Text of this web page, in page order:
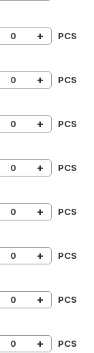
+ PCS
+ PCS
+ PCS
+ PCS
+ PCS
+ PCS
+ PCS
+ PCS